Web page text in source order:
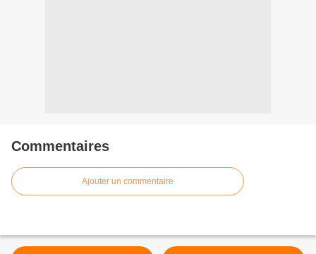
Commentaires
Ajouter un commentaire